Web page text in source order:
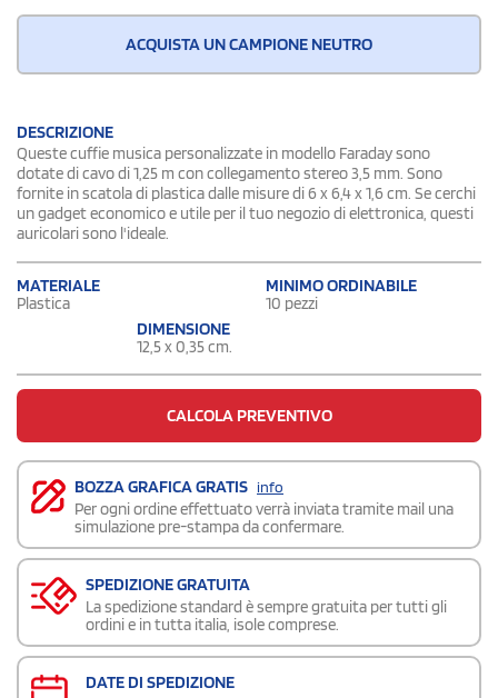
ACQUISTA UN CAMPIONE NEUTRO
DESCRIZIONE
Queste cuffie musica personalizzate in modello Faraday sono
dotate di cavo di 1,25 m con collegamento stereo 3,5 mm. Sono
fornite in scatola di plastica dalle misure di 6 x 6,4 x 1,6 cm. Se cerchi
un gadget economico e utile per il tuo negozio di elettronica, questi
auricolari sono l'ideale.
MATERIALE
Plastica
MINIMO ORDINABILE
10 pezzi
DIMENSIONE
12,5 x 0,35 cm.
CALCOLA PREVENTIVO
BOZZA GRAFICA GRATIS info
Per ogni ordine effettuato verrà inviata tramite mail una
simulazione pre-stampa da confermare.
SPEDIZIONE GRATUITA
La spedizione standard è sempre gratuita per tutti gli
ordini e in tutta italia, isole comprese.
DATE DI SPEDIZIONE